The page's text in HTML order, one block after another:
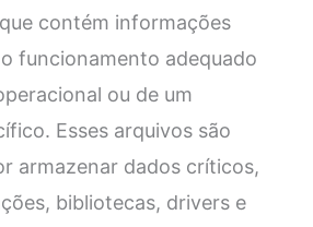
contém informações
funcionamento adequado
ou de um
Esses arquivos são
armazenar dados críticos,
bibliotecas, drivers e